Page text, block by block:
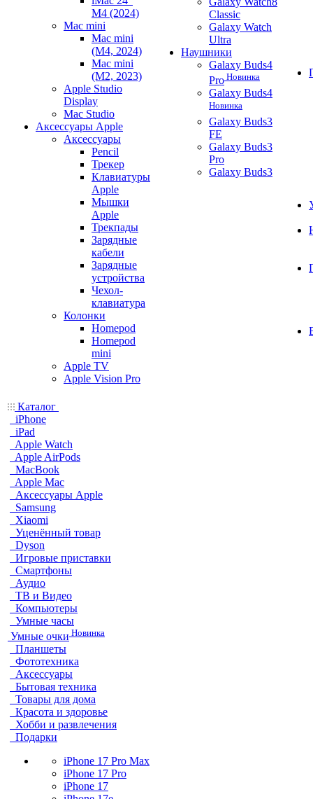
M4 (2024)
Mac mini
Mac mini
(M4, 2024)
Mac mini
(M2, 2023)
Apple Studio
Display
Mac Studio
Аксессуары Apple
Аксессуары
Pencil
Трекер
Клавиатуры
Apple
Мышки
Apple
Трекпады
Зарядные
кабели
Зарядные
устройства
Чехол-
клавиатура
Колонки
Homepod
Homepod
mini
Apple TV
Apple Vision Pro
Classic
Galaxy Watch
Ultra
Наушники
Galaxy Buds4
Pro Новинка
Galaxy Buds4
Новинка
Galaxy Buds3
FE
Galaxy Buds3
Pro
Galaxy Buds3
Каталог
iPhone
iPad
Apple Watch
Apple AirPods
MacBook
Apple Mac
Аксессуары Apple
Samsung
Xiaomi
Уценённый товар
Dyson
Игровые приставки
Смартфоны
Аудио
ТВ и Видео
Компьютеры
Умные часы
Умные очки Новинка
Планшеты
Фототехника
Аксессуары
Бытовая техника
Товары для дома
Красота и здоровье
Хобби и развлечения
Подарки
iPhone 17 Pro Max
iPhone 17 Pro
iPhone 17